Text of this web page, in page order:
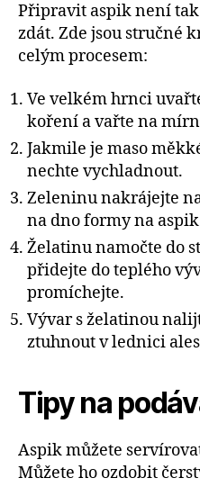
Připravit aspik není
zdát. Zde jsou stručné
celým procesem:
Ve velkém hrnci
koření a vařte na
Jakmile je maso
nechte vychladnout.
Zeleninu nakrájejte
na dno formy na
Želatinu namočte do
přidejte do teplého
promíchejte.
Vývar s želatinou
ztuhnout v lednici
Tipy na
Aspik můžete
Můžete ho ozdobit